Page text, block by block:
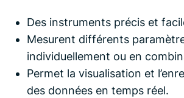
Des instruments précis et
Mesurent différents
individuellement ou en
Permet la visualisation et
des données en temps réel.